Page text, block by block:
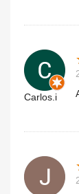
Carlos.i